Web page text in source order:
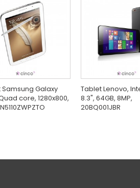
Galaxy
core, 1280x800,
Tablet Lenovo,
8.3", 64GB, 8MP,
20BQ001JBR